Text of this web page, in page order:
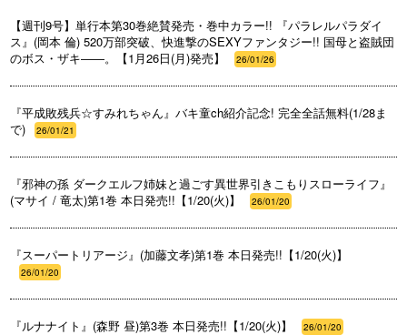
【週刊9号】単行本第30巻絶賛発売・巻中カラー!! 『パラレルパラダイ
ス』(岡本 倫) 520万部突破、快進撃のSEXYファンタジー!! 国母と盗賊団
のボス・ザキ――。【1月26日(月)発売】
26/01/26
『平成敗残兵☆すみれちゃん』バキ童ch紹介記念! 完全全話無料(1/28ま
で)
26/01/21
『邪神の孫 ダークエルフ姉妹と過ごす異世界引きこもりスローライフ』
(マサイ / 竜太)第1巻 本日発売!!【1/20(火)】
26/01/20
『スーパートリアージ』(加藤文孝)第1巻 本日発売!!【1/20(火)】
26/01/20
『ルナナイト』(森野 昼)第3巻 本日発売!!【1/20(火)】 26/01/20